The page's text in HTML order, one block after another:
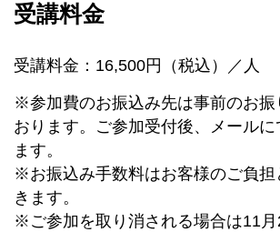
受講料金
受講料金：16,500円（税込）／人
※参加費のお振込み先は事前のお振
おります。ご参加受付後、メールに
ます。
※お振込み手数料はお客様のご負担
きます。
※ご参加を取り消される場合は11